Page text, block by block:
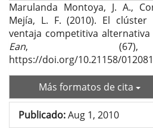
Marulanda Montoya, J. A.,
Mejía, L. F. (2010). El
ventaja competitiva
Ean, (67),
https://doi.org/10.21158/
Más formatos de cita
Publicado:Aug 1, 2010